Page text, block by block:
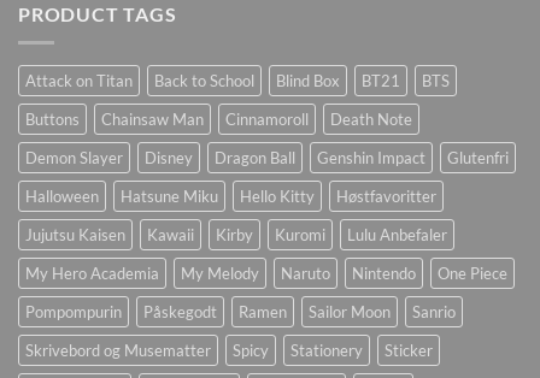
PRODUCT TAGS
Attack on Titan Back to School Blind Box BT21
BTS
Buttons
Chainsaw Man Cinnamoroll
Death Note
Demon Slayer
Disney Dragon Ball Genshin Impact
Glutenfri
Halloween
Hatsune Miku Hello Kitty
Høstfavoritter
Jujutsu Kaisen
Kawaii Kirby Kuromi
Lulu Anbefaler
My Hero Academia
My Melody Naruto Nintendo
One Piece
Pompompurin
Påskegodt Ramen Sailor Moon
Sanrio
Skrivebord og Musematter
Spicy Stationery
Sticker